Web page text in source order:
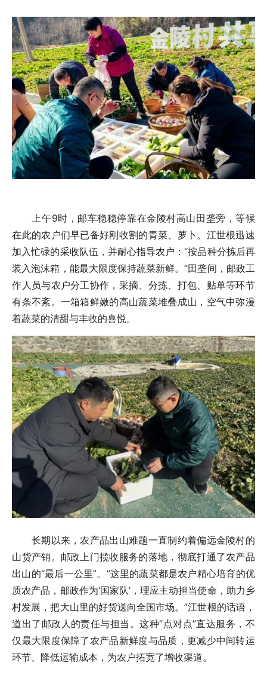
上午9时，邮车稳稳停靠在金陵村高山田垄旁，等候
在此的农户们早已备好刚收割的青菜、萝卜。江世根迅速
加入忙碌的采收队伍，并耐心指导农户：“按品种分拣后再
装入泡沫箱，能最大限度保持蔬菜新鲜。”田垄间，邮政工
作人员与农户分工协作，采摘、分拣、打包、贴单等环节
有条不紊。一箱箱鲜嫩的高山蔬菜堆叠成山，空气中弥漫
着蔬菜的清甜与丰收的喜悦。
长期以来，农产品出山难题一直制约着偏远金陵村的
山货产销。邮政上门揽收服务的落地，彻底打通了农产品
出山的“最后一公里”。“这里的蔬菜都是农户精心培育的优
质农产品，邮政作为‘国家队’，理应主动担当使命，助力乡
村发展，把大山里的好货送向全国市场。”江世根的话语，
道出了邮政人的责任与担当。这种“点对点”直达服务，不
仅最大限度保障了农产品新鲜度与品质，更减少中间转运
环节、降低运输成本，为农户拓宽了增收渠道。